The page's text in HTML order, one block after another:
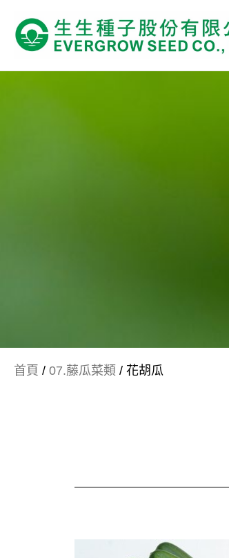
首頁 / 07.藤瓜菜類 / 花胡瓜